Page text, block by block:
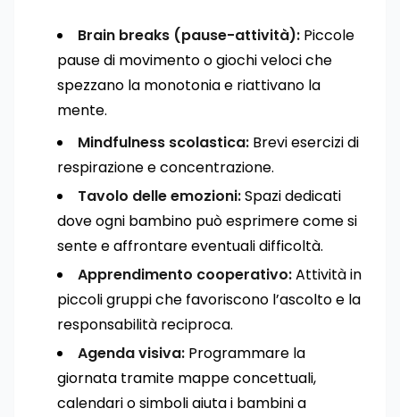
Brain breaks (pause-attività): Piccole
pause di movimento o giochi veloci che
spezzano la monotonia e riattivano la
mente.
Mindfulness scolastica: Brevi esercizi di
respirazione e concentrazione.
Tavolo delle emozioni:Spazi dedicati
dove ogni bambino può esprimere come si
sente e affrontare eventuali difficoltà.
Apprendimento cooperativo:Attività in
piccoli gruppi che favoriscono l’ascolto e la
responsabilità reciproca.
Agenda visiva: Programmare la
giornata tramite mappe concettuali,
calendari o simboli aiuta i bambini a